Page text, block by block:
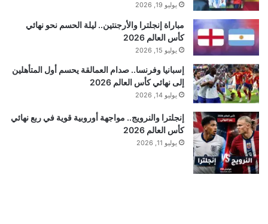
يوليو 19, 2026
مباراة إنجلترا والأرجنتين.. ليلة الحسم نحو نهائي
كأس العالم 2026
يوليو 15, 2026
إسبانيا وفرنسا.. صدام العمالقة يحسم أول المتأهلين
إلى نهائي كأس العالم 2026
يوليو 14, 2026
إنجلترا والنرويج.. مواجهة أوروبية قوية في ربع نهائي
كأس العالم 2026
يوليو 11, 2026